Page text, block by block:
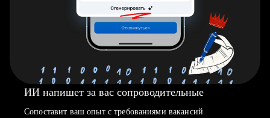
ИИ напишет за вас сопроводительные
Сопоставит ваш опыт с требованиями вакансий